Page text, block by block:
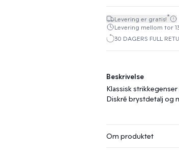
Levering er gratis!*
Levering mellom tor
30 DAGERS FULL
Beskrivelse
Klassisk
Diskré brystdetalj og
Om produktet